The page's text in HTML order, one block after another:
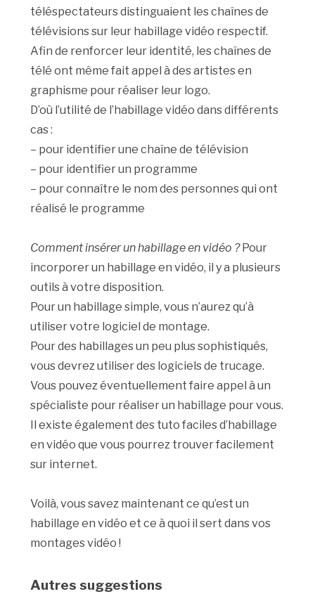
téléspectateurs distinguaient les chaînes de
télévisions sur leur habillage vidéo respectif.
Afin de renforcer leur identité, les chaînes de
télé ont même fait appel à des artistes en
graphisme pour réaliser leur logo.
D’où l’utilité de l’habillage vidéo dans différents
cas :
– pour identifier une chaîne de télévision
– pour identifier un programme
– pour connaître le nom des personnes qui ont
réalisé le programme
Comment insérer un habillage en vidéo ?Pour
incorporer un habillage en vidéo, il y a plusieurs
outils à votre disposition.
Pour un habillage simple, vous n’aurez qu’à
utiliser votre logiciel de montage.
Pour des habillages un peu plus sophistiqués,
vous devrez utiliser des logiciels de trucage.
Vous pouvez éventuellement faire appel à un
spécialiste pour réaliser un habillage pour vous.
Il existe également des tuto faciles d’habillage
en vidéo que vous pourrez trouver facilement
sur internet.
Voilà, vous savez maintenant ce qu’est un
habillage en vidéo et ce à quoi il sert dans vos
montages vidéo !
Autres suggestions